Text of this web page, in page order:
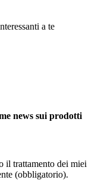
a te
news sui prodotti
il trattamento dei miei
(obbligatorio).